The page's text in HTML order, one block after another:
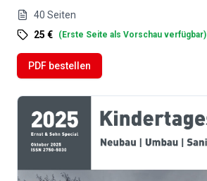
40 Seiten
25 €
( Erste Seite als Vorschau verfügbar)
PDF bestellen